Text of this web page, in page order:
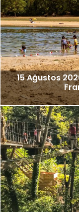
15 Ağustos